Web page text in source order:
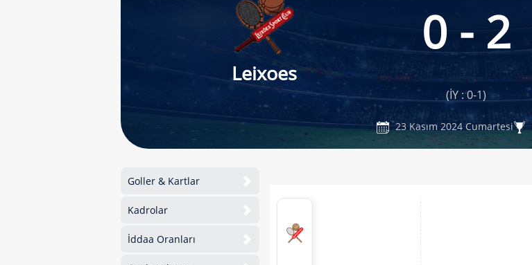
Leixoes
0 - 2
(İY : 0-1)
23 Kasım 2024 Cumartesi
Goller & Kartlar
Kadrolar
İddaa Oranları